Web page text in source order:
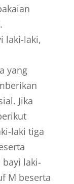
laki-laki,
yang
Jika
laki tiga
laki-
M beserta